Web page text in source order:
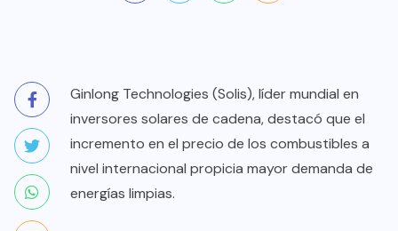
Ginlong Technologies (Solis), líder mundial en
inversores solares de cadena, destacó que el
incremento en el precio de los combustibles a
nivel internacional propicia mayor demanda de
energías limpias.